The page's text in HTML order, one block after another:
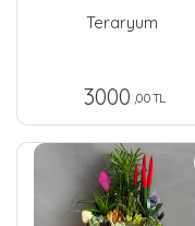
Teraryum
3000 ,00 TL